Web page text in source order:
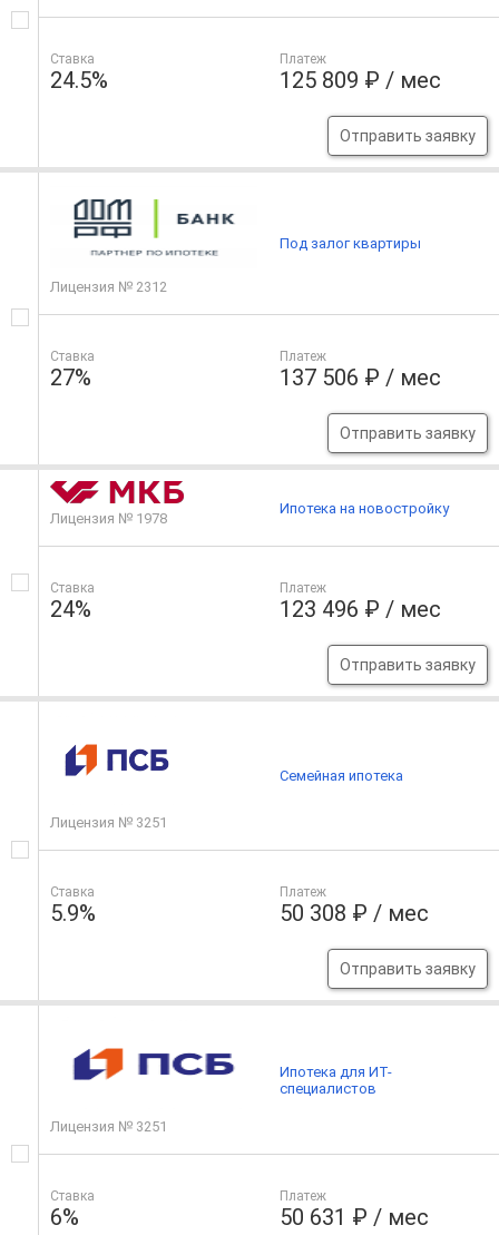
Ставка
24.5%
Платеж
125 809 ₽ / мес
Отправить заявку
Лицензия № 2312
Ставка
27%
Платеж
137 506 ₽ / мес
Отправить заявку
Под залог квартиры
Лицензия № 1978
Ставка
24%
Платеж
123 496 ₽ / мес
Отправить заявку
Ипотека на новостройку
Лицензия № 3251
Ставка
5.9%
Платеж
50 308 ₽ / мес
Отправить заявку
Семейная ипотека
Лицензия № 3251
Ставка
6%
Платеж
50 631 ₽ / мес
Ипотека для ИТ-
специалистов